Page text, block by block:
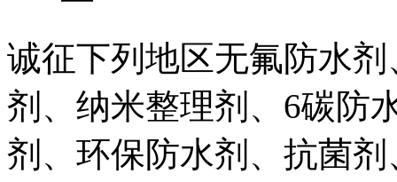
诚征下列地区无氟防水
剂、纳米整理剂、6碳防
剂、环保防水剂、抗菌